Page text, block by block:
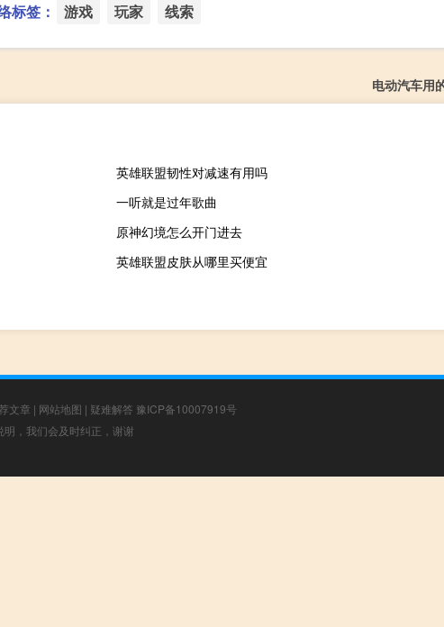
标签： 游戏 玩家 线索
电动汽车用
英雄联盟韧性对减速有用吗
一听就是过年歌曲
原神幻境怎么开门进去
英雄联盟皮肤从哪里买便宜
文章 | 网站地图 | 疑难解答 豫ICP备10007919号
，我们会及时纠正，谢谢